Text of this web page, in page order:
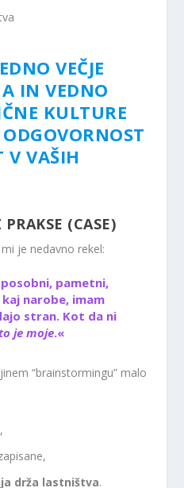
VEČJE
IN VEDNO
KULTURE
V VAŠIH
(CASE)
je nedavno rekel:
pametni,
narobe, imam
stran. Kot da ni
je moje.«
“brainstormingu” malo
drža lastništva.